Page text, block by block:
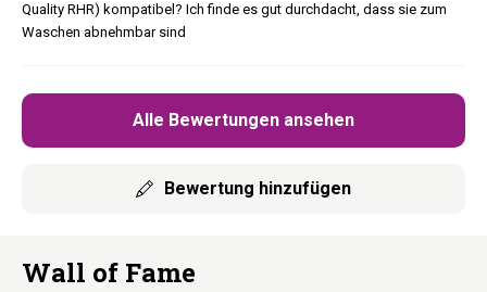
Alle Bewertungen ansehen
Bewertung hinzufügen
Quality RHR) kompatibel? Ich finde es gut durchdacht, dass sie zum
Waschen abnehmbar sind
Wall of Fame